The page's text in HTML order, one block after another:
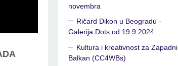
novembra
Ričard Dikon u Beogradu -
Galerija Dots od 19.9.2024.
Kultura i kreativnost za Zapadni
Balkan (CC4WBs)